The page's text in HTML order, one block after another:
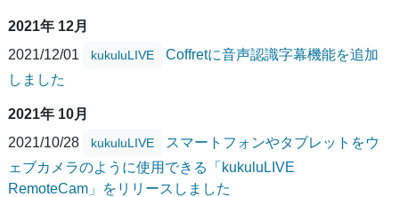
2021年 12月
2021/12/01
kukuluLIVE
Coffretに音声認識字幕機能を追加
しました
2021年 10月
2021/10/28
kukuluLIVE
スマートフォンやタブレットをウ
ェブカメラのように使用できる「kukuluLIVE
RemoteCam」をリリースしました